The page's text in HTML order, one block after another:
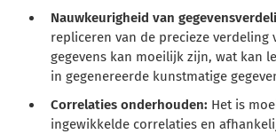
Nauwkeurigheid van
repliceren van de precieze verdeling
gegevens kan moeilijk zijn, wat kan
in gegenereerde kunstmatige
Correlaties onderhouden: Het is
ingewikkelde correlaties en